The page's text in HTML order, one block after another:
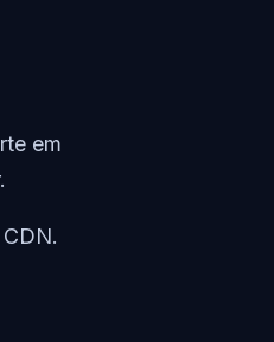
em